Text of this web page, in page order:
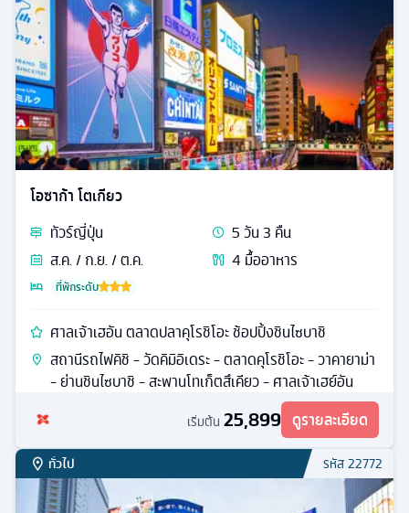
โอซาก้า โตเกียว
ทัวร์ญี่ปุ่น 5วัน3 คืน
ส.ค. / ก.ย. / ต.ค.
4 มื้ออาหาร
ที่พักระดับ
ศาลเจ้าเฮอัน ตลาดปลาคุโรชิโอะ ช้อปปิ้งชินไซบาชิ
สถานีรถไฟคิชิ - วัดคิมิอิเดระ - ตลาดคุโรชิโอะ - วาคายาม่า
- ย่านชินไซบาชิ - สะพานโทเก็ตสึเคียว - ศาลเจ้าเฮย์อัน
เริ่มต้น 25,899 ดูรายละเอียด
ทั่วไป รหัส22772